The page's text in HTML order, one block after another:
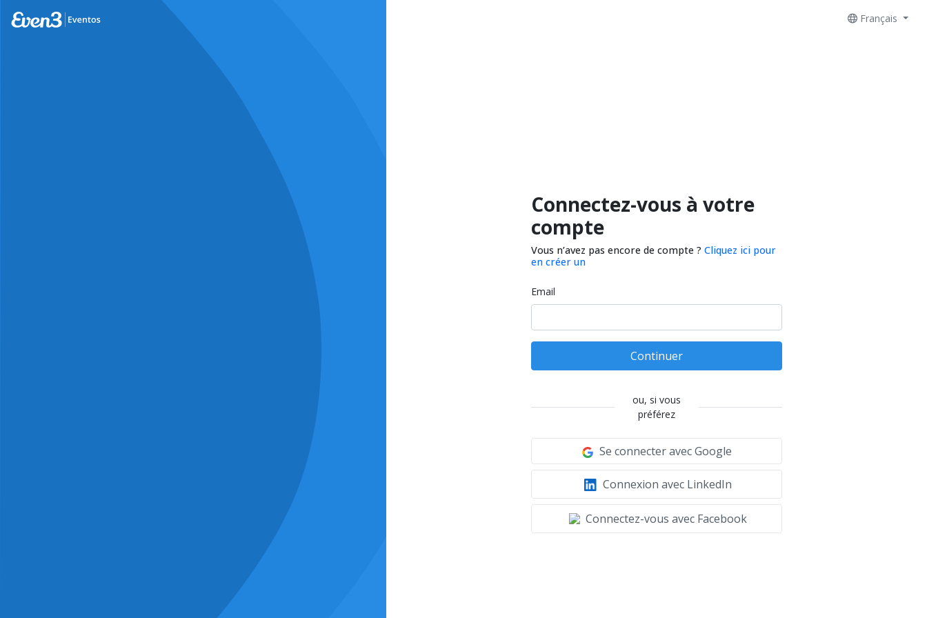
Français
Connectez-vous à votre
compte
Vous n’avez pas encore de compte ? Cliquez ici pour
en créer un
Email
Continuer
ou, si vous
préférez
Se connecter avec Google
Connexion avec LinkedIn
Connectez-vous avec Facebook